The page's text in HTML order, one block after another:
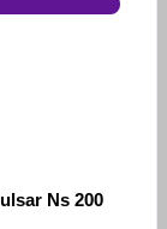
Ns 200